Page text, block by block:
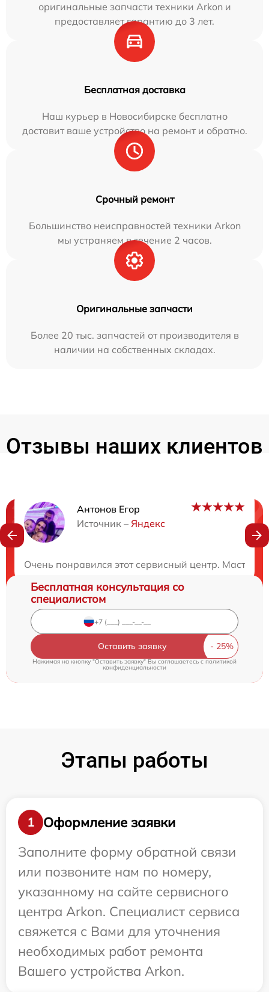
оригинальные запчасти техники Arkon и
предоставляет гарантию до 3 лет.
Бесплатная доставка
Наш курьер в Новосибирске бесплатно
доставит ваше устройство на ремонт и обратно.
Срочный ремонт
Большинство неисправностей техники Arkon
мы устраняем в течение 2 часов.
Оригинальные запчасти
Более 20 тыс. запчастей от производителя в
наличии на собственных складах.
Отзывы наших клиентов
Антонов Егор
Источник – Яндекс
Очень понравился этот сервисный центр.
Нужна консультация?
Бесплатная консультация со
специалистом
Оставить заявку
Нажимая на кнопку "Оставить заявку" Вы соглашаетесь c политикой
конфиденциальности
Этапы работы
1
Оформление заявки
Заполните форму обратной связи
или позвоните нам по номеру,
указанному на сайте сервисного
центра Arkon. Специалист сервиса
свяжется с Вами для уточнения
необходимых работ ремонта
Вашего устройства Arkon.